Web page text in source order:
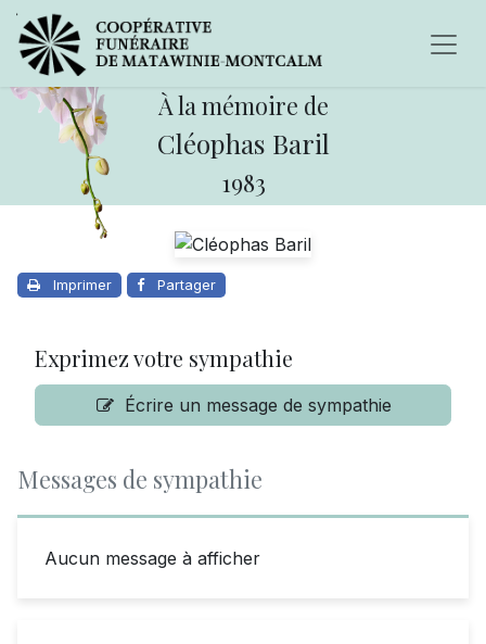
À la mémoire de
Cléophas Baril
1983
Imprimer Partager
Exprimez votre sympathie
Écrire un message de sympathie
Messages de sympathie
Aucun message à afficher